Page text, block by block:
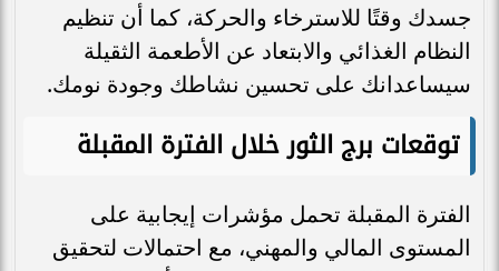
جسدك وقتًا للاسترخاء والحركة، كما أن تنظيم
النظام الغذائي والابتعاد عن الأطعمة الثقيلة
سيساعدانك على تحسين نشاطك وجودة نومك.
توقعات برج الثور خلال الفترة المقبلة
الفترة المقبلة تحمل مؤشرات إيجابية على
المستوى المالي والمهني، مع احتمالات لتحقيق